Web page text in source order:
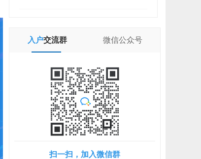
入户交流群 微信公众号
扫一扫，加入微信群